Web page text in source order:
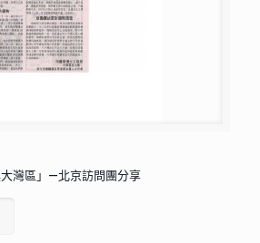
灣區」—北京訪問團分享